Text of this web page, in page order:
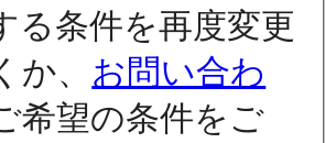
る条件を再度変更
か、 お問い合わ
希望の条件をご